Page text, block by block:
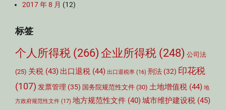
2017 年 8 月 (12)
标签
个人所得税 (266) 企业所得税 (248) 公司法
(25) 关税 (43) 出口退税 (44) 出口退税率 (16) 刑法 (32) 印花税
(107) 发票管理 (35) 国务院规范性文件 (30) 土地增值税 (44) 地
方政府规范性文件 (17) 地方规范性文件 (40)城市维护建设税 (45)